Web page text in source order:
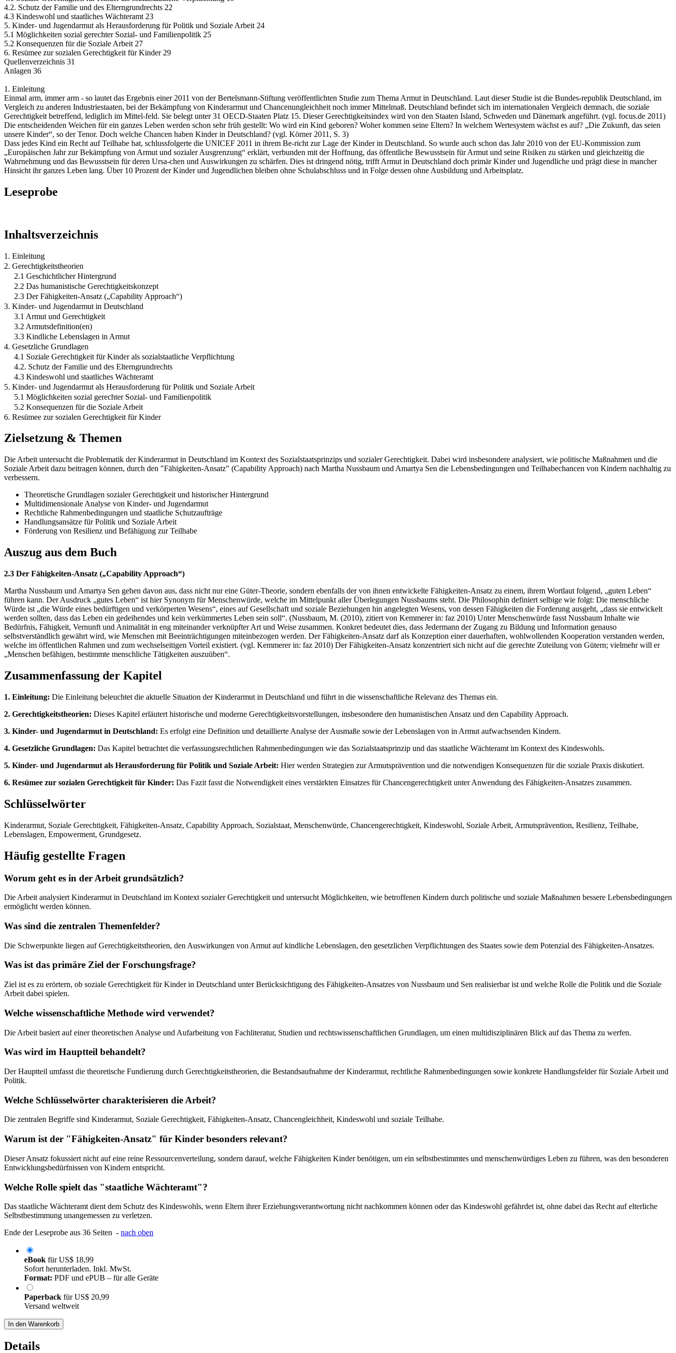
4.2. Schutz der Familie und des Elterngrundrechts 22
4.3 Kindeswohl und staatliches Wächteramt 23
5. Kinder- und Jugendarmut als Herausforderung für Politik und Soziale Arbeit 24
5.1 Möglichkeiten sozial gerechter Sozial- und Familienpolitik 25
5.2 Konsequenzen für die Soziale Arbeit 27
6. Resümee zur sozialen Gerechtigkeit für Kinder 29
Quellenverzeichnis 31
Anlagen 36
1. Einleitung
Einmal arm, immer arm - so lautet das Ergebnis einer 2011 von der Bertelsmann-Stiftung veröffentlichten Studie zum Thema Armut in Deutschland. Laut dieser Studie ist die Bundes-republik Deutschland, im
Vergleich zu anderen Industriestaaten, bei der Bekämpfung von Kinderarmut und Chancenungleichheit noch immer Mittelmaß. Deutschland befindet sich im internationalen Vergleich demnach, die soziale
Gerechtigkeit betreffend, lediglich im Mittel-feld. Sie belegt unter 31 OECD-Staaten Platz 15. Dieser Gerechtigkeitsindex wird von den Staaten Island, Schweden und Dänemark angeführt. (vgl. focus.de 2011)
Die entscheidenden Weichen für ein ganzes Leben werden schon sehr früh gestellt: Wo wird ein Kind geboren? Woher kommen seine Eltern? In welchem Wertesystem wächst es auf? „Die Zukunft, das seien
unsere Kinder“, so der Tenor. Doch welche Chancen haben Kinder in Deutschland? (vgl. Körner 2011, S. 3)
Dass jedes Kind ein Recht auf Teilhabe hat, schlussfolgerte die UNICEF 2011 in ihrem Be-richt zur Lage der Kinder in Deutschland. So wurde auch schon das Jahr 2010 von der EU-Kommission zum
„Europäischen Jahr zur Bekämpfung von Armut und sozialer Ausgrenzung“ erklärt, verbunden mit der Hoffnung, das öffentliche Bewusstsein für Armut und seine Risiken zu stärken und gleichzeitig die
Wahrnehmung und das Bewusstsein für deren Ursa-chen und Auswirkungen zu schärfen. Dies ist dringend nötig, trifft Armut in Deutschland doch primär Kinder und Jugendliche und prägt diese in mancher
Hinsicht ihr ganzes Leben lang. Über 10 Prozent der Kinder und Jugendlichen bleiben ohne Schulabschluss und in Folge dessen ohne Ausbildung und Arbeitsplatz.
Leseprobe
Inhaltsverzeichnis
1. Einleitung
2. Gerechtigkeitstheorien
2.1 Geschichtlicher Hintergrund
2.2 Das humanistische Gerechtigkeitskonzept
2.3 Der Fähigkeiten-Ansatz („Capability Approach“)
3. Kinder- und Jugendarmut in Deutschland
3.1 Armut und Gerechtigkeit
3.2 Armutsdefinition(en)
3.3 Kindliche Lebenslagen in Armut
4. Gesetzliche Grundlagen
4.1 Soziale Gerechtigkeit für Kinder als sozialstaatliche Verpflichtung
4.2. Schutz der Familie und des Elterngrundrechts
4.3 Kindeswohl und staatliches Wächteramt
5. Kinder- und Jugendarmut als Herausforderung für Politik und Soziale Arbeit
5.1 Möglichkeiten sozial gerechter Sozial- und Familienpolitik
5.2 Konsequenzen für die Soziale Arbeit
6. Resümee zur sozialen Gerechtigkeit für Kinder
Zielsetzung & Themen
Die Arbeit untersucht die Problematik der Kinderarmut in Deutschland im Kontext des Sozialstaatsprinzips und sozialer Gerechtigkeit. Dabei wird insbesondere analysiert, wie politische Maßnahmen und die
Soziale Arbeit dazu beitragen können, durch den "Fähigkeiten-Ansatz" (Capability Approach) nach Martha Nussbaum und Amartya Sen die Lebensbedingungen und Teilhabechancen von Kindern nachhaltig zu
verbessern.
Theoretische Grundlagen sozialer Gerechtigkeit und historischer Hintergrund
Multidimensionale Analyse von Kinder- und Jugendarmut
Rechtliche Rahmenbedingungen und staatliche Schutzaufträge
Handlungsansätze für Politik und Soziale Arbeit
Förderung von Resilienz und Befähigung zur Teilhabe
Auszug aus dem Buch
2.3 Der Fähigkeiten-Ansatz („Capability Approach“)
Martha Nussbaum und Amartya Sen gehen davon aus, dass nicht nur eine Güter-Theorie, sondern ebenfalls der von ihnen entwickelte Fähigkeiten-Ansatz zu einem, ihrem Wortlaut folgend, „guten Leben“
führen kann. Der Ausdruck „gutes Leben“ ist hier Synonym für Menschenwürde, welche im Mittelpunkt aller Überlegungen Nussbaums steht. Die Philosophin definiert selbige wie folgt: Die menschliche
Würde ist „die Würde eines bedürftigen und verkörperten Wesens“, eines auf Gesellschaft und soziale Beziehungen hin angelegten Wesens, von dessen Fähigkeiten die Forderung ausgeht, „dass sie entwickelt
werden sollten, dass das Leben ein gedeihendes und kein verkümmertes Leben sein soll“. (Nussbaum, M. (2010), zitiert von Kemmerer in: faz 2010) Unter Menschenwürde fasst Nussbaum Inhalte wie
Bedürfnis, Fähigkeit, Vernunft und Animalität in eng miteinander verknüpfter Art und Weise zusammen. Konkret bedeutet dies, dass Jedermann der Zugang zu Bildung und Information genauso
selbstverständlich gewährt wird, wie Menschen mit Beeinträchtigungen miteinbezogen werden. Der Fähigkeiten-Ansatz darf als Konzeption einer dauerhaften, wohlwollenden Kooperation verstanden werden,
welche im öffentlichen Rahmen und zum wechselseitigen Vorteil existiert. (vgl. Kemmerer in: faz 2010) Der Fähigkeiten-Ansatz konzentriert sich nicht auf die gerechte Zuteilung von Gütern; vielmehr will er
„Menschen befähigen, bestimmte menschliche Tätigkeiten auszuüben“.
Zusammenfassung der Kapitel
1. Einleitung: Die Einleitung beleuchtet die aktuelle Situation der Kinderarmut in Deutschland und führt in die wissenschaftliche Relevanz des Themas ein.
2. Gerechtigkeitstheorien: Dieses Kapitel erläutert historische und moderne Gerechtigkeitsvorstellungen, insbesondere den humanistischen Ansatz und den Capability Approach.
3. Kinder- und Jugendarmut in Deutschland: Es erfolgt eine Definition und detaillierte Analyse der Ausmaße sowie der Lebenslagen von in Armut aufwachsenden Kindern.
4. Gesetzliche Grundlagen: Das Kapitel betrachtet die verfassungsrechtlichen Rahmenbedingungen wie das Sozialstaatsprinzip und das staatliche Wächteramt im Kontext des Kindeswohls.
5. Kinder- und Jugendarmut als Herausforderung für Politik und Soziale Arbeit: Hier werden Strategien zur Armutsprävention und die notwendigen Konsequenzen für die soziale Praxis diskutiert.
6. Resümee zur sozialen Gerechtigkeit für Kinder: Das Fazit fasst die Notwendigkeit eines verstärkten Einsatzes für Chancengerechtigkeit unter Anwendung des Fähigkeiten-Ansatzes zusammen.
Schlüsselwörter
Kinderarmut, Soziale Gerechtigkeit, Fähigkeiten-Ansatz, Capability Approach, Sozialstaat, Menschenwürde, Chancengerechtigkeit, Kindeswohl, Soziale Arbeit, Armutsprävention, Resilienz, Teilhabe,
Lebenslagen, Empowerment, Grundgesetz.
Häufig gestellte Fragen
Worum geht es in der Arbeit grundsätzlich?
Die Arbeit analysiert Kinderarmut in Deutschland im Kontext sozialer Gerechtigkeit und untersucht Möglichkeiten, wie betroffenen Kindern durch politische und soziale Maßnahmen bessere Lebensbedingungen
ermöglicht werden können.
Was sind die zentralen Themenfelder?
Die Schwerpunkte liegen auf Gerechtigkeitstheorien, den Auswirkungen von Armut auf kindliche Lebenslagen, den gesetzlichen Verpflichtungen des Staates sowie dem Potenzial des Fähigkeiten-Ansatzes.
Was ist das primäre Ziel der Forschungsfrage?
Ziel ist es zu erörtern, ob soziale Gerechtigkeit für Kinder in Deutschland unter Berücksichtigung des Fähigkeiten-Ansatzes von Nussbaum und Sen realisierbar ist und welche Rolle die Politik und die Soziale
Arbeit dabei spielen.
Welche wissenschaftliche Methode wird verwendet?
Die Arbeit basiert auf einer theoretischen Analyse und Aufarbeitung von Fachliteratur, Studien und rechtswissenschaftlichen Grundlagen, um einen multidisziplinären Blick auf das Thema zu werfen.
Was wird im Hauptteil behandelt?
Der Hauptteil umfasst die theoretische Fundierung durch Gerechtigkeitstheorien, die Bestandsaufnahme der Kinderarmut, rechtliche Rahmenbedingungen sowie konkrete Handlungsfelder für Soziale Arbeit und
Politik.
Welche Schlüsselwörter charakterisieren die Arbeit?
Die zentralen Begriffe sind Kinderarmut, Soziale Gerechtigkeit, Fähigkeiten-Ansatz, Chancengleichheit, Kindeswohl und soziale Teilhabe.
Warum ist der "Fähigkeiten-Ansatz" für Kinder besonders relevant?
Dieser Ansatz fokussiert nicht auf eine reine Ressourcenverteilung, sondern darauf, welche Fähigkeiten Kinder benötigen, um ein selbstbestimmtes und menschenwürdiges Leben zu führen, was den besonderen
Entwicklungsbedürfnissen von Kindern entspricht.
Welche Rolle spielt das "staatliche Wächteramt"?
Das staatliche Wächteramt dient dem Schutz des Kindeswohls, wenn Eltern ihrer Erziehungsverantwortung nicht nachkommen können oder das Kindeswohl gefährdet ist, ohne dabei das Recht auf elterliche
Selbstbestimmung unangemessen zu verletzen.
Ende der Leseprobe aus 36 Seiten - nach oben
eBook fürUS$ 18,99
Sofort herunterladen. Inkl. MwSt.
Format: PDF und ePUB – für alle Geräte
Paperback fürUS$ 20,99
Versand weltweit
In den Warenkorb
Details